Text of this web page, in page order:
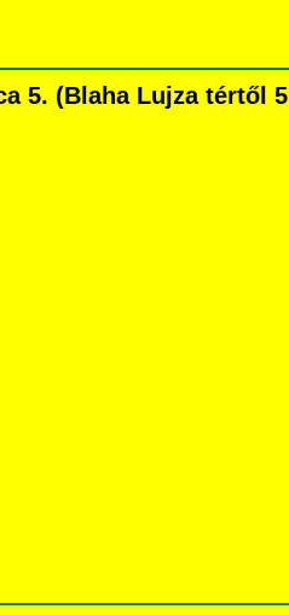
5. (Blaha Lujza tértől 5